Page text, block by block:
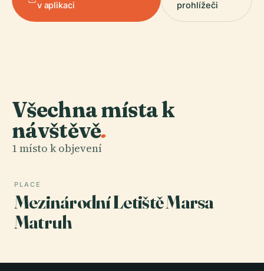
v aplikaci
prohlížeči
Všechna místa k
návštěvě.
1 místo k objevení
PLACE
Mezinárodní Letiště Marsa
Matruh